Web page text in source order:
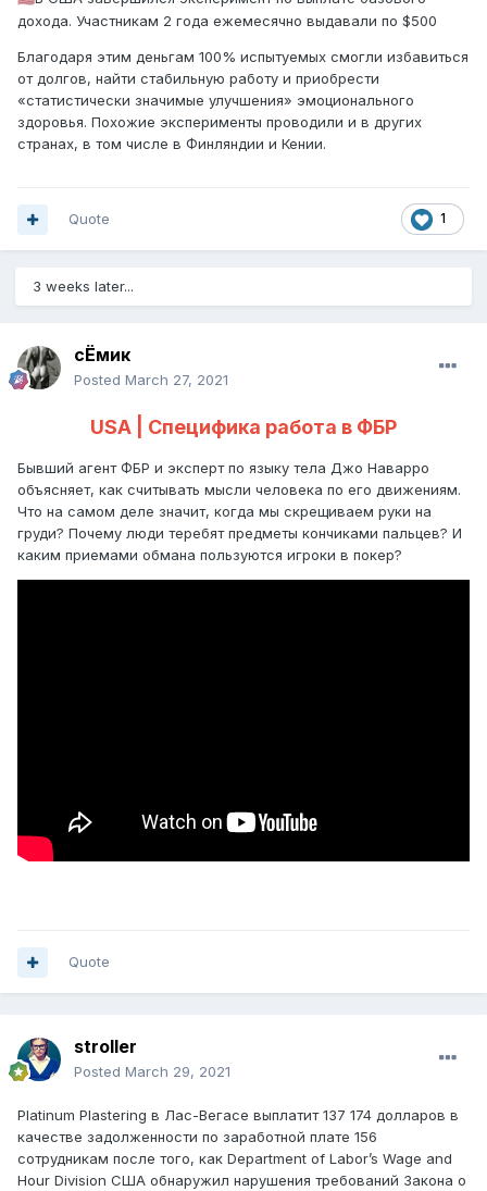
дохода. Участникам 2 года ежемесячно выдавали по $500
Благодаря этим деньгам 100% испытуемых смогли избавиться
от долгов, найти стабильную работу и приобрести
«статистически значимые улучшения» эмоционального
здоровья. Похожие эксперименты проводили и в других
странах, в том числе в Финляндии и Кении.
1
Quote
3 weeks later...
сЁмик
Posted March 27, 2021
USA | Специфика работа в ФБР
Бывший агент ФБР и эксперт по языку тела Джо Наварро
объясняет, как считывать мысли человека по его движениям.
Что на самом деле значит, когда мы скрещиваем руки на
груди? Почему люди теребят предметы кончиками пальцев? И
каким приемами обмана пользуются игроки в покер?
Quote
stroller
Posted March 29, 2021
Platinum Plastering в Лас-Вегасе выплатит 137 174 долларов в
качестве задолженности по заработной плате 156
сотрудникам после того, как Department of Labor’s Wage and
Hour Division США обнаружил нарушения требований Закона о